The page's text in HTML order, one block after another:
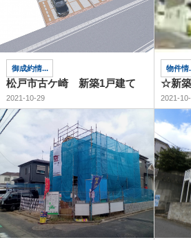
御成約情...
松戸市古ケ崎 新築1戸建て
2021-10-29
物件情
☆新
2021-